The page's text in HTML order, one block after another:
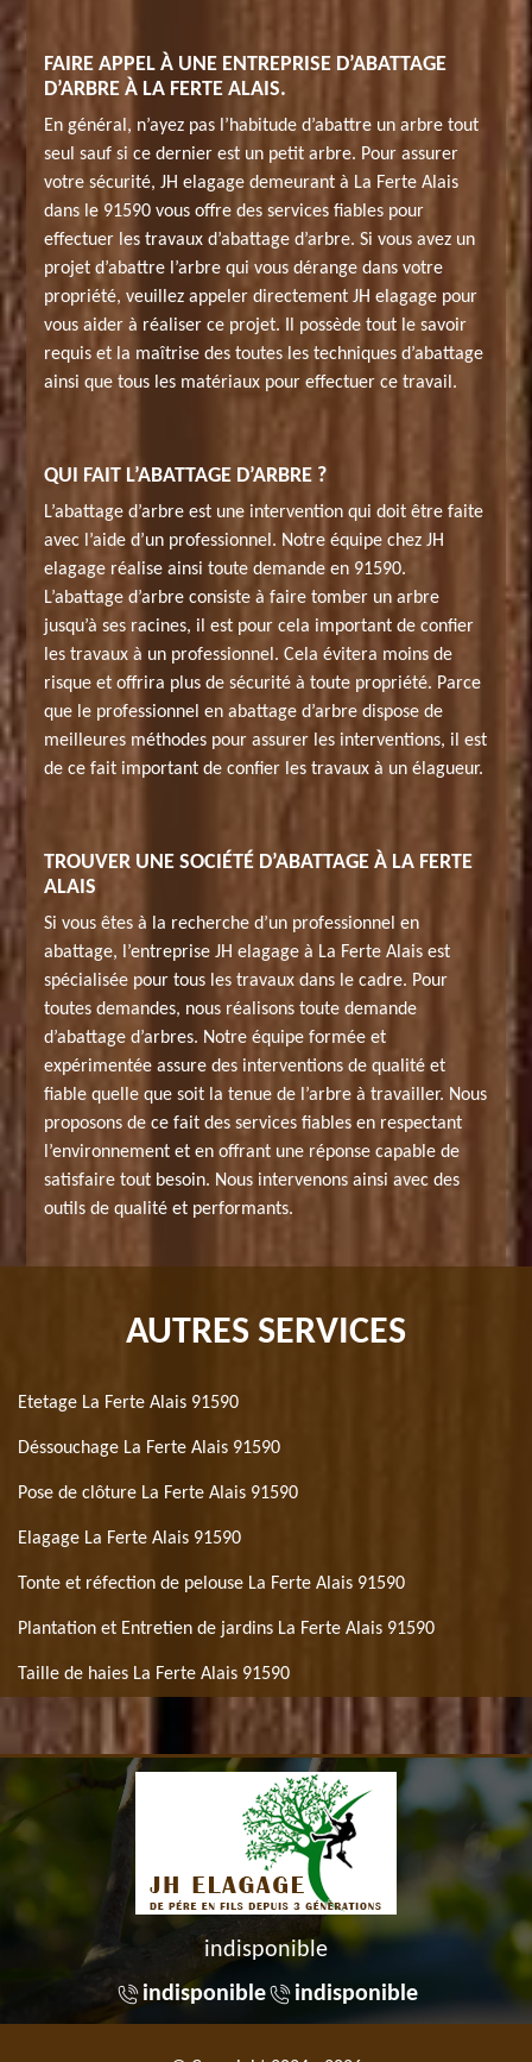
FAIRE APPEL À UNE ENTREPRISE D’ABATTAGE
D’ARBRE À LA FERTE ALAIS.
En général, n’ayez pas l’habitude d’abattre un arbre tout
seul sauf si ce dernier est un petit arbre. Pour assurer
votre sécurité, JH elagage demeurant à La Ferte Alais
dans le 91590 vous offre des services fiables pour
effectuer les travaux d’abattage d’arbre. Si vous avez un
projet d’abattre l’arbre qui vous dérange dans votre
propriété, veuillez appeler directement JH elagage pour
vous aider à réaliser ce projet. Il possède tout le savoir
requis et la maîtrise des toutes les techniques d’abattage
ainsi que tous les matériaux pour effectuer ce travail.
QUI FAIT L’ABATTAGE D’ARBRE ?
L’abattage d’arbre est une intervention qui doit être faite
avec l’aide d’un professionnel. Notre équipe chez JH
elagage réalise ainsi toute demande en 91590.
L’abattage d’arbre consiste à faire tomber un arbre
jusqu’à ses racines, il est pour cela important de confier
les travaux à un professionnel. Cela évitera moins de
risque et offrira plus de sécurité à toute propriété. Parce
que le professionnel en abattage d’arbre dispose de
meilleures méthodes pour assurer les interventions, il est
de ce fait important de confier les travaux à un élagueur.
TROUVER UNE SOCIÉTÉ D’ABATTAGE À LA FERTE
ALAIS
Si vous êtes à la recherche d’un professionnel en
abattage, l’entreprise JH elagage à La Ferte Alais est
spécialisée pour tous les travaux dans le cadre. Pour
toutes demandes, nous réalisons toute demande
d’abattage d’arbres. Notre équipe formée et
expérimentée assure des interventions de qualité et
fiable quelle que soit la tenue de l’arbre à travailler. Nous
proposons de ce fait des services fiables en respectant
l’environnement et en offrant une réponse capable de
satisfaire tout besoin. Nous intervenons ainsi avec des
outils de qualité et performants.
AUTRES SERVICES
Etetage La Ferte Alais 91590
Déssouchage La Ferte Alais 91590
Pose de clôture La Ferte Alais 91590
Elagage La Ferte Alais 91590
Tonte et réfection de pelouse La Ferte Alais 91590
Plantation et Entretien de jardins La Ferte Alais 91590
Taille de haies La Ferte Alais 91590
indisponible
indisponible
indisponible